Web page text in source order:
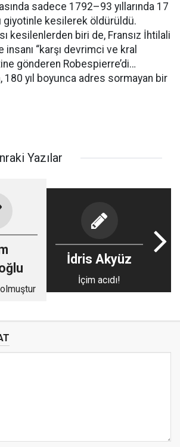
sadece 1792–93 yıllarında 17
giyotinle kesilerek öldürüldü.
kesilenlerden biri de, Fransız İhtilali
insanı “karşı devrimci ve kral
gönderen Robespierre’di…
180 yıl boyunca adres sormayan bir
Yazılar
İdris Akyüz
İçim acıdı!